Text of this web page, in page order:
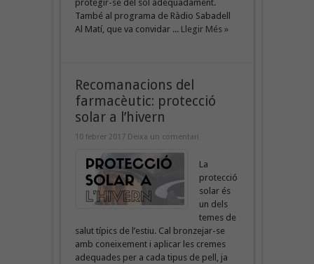
protegir-se del sol adequadament.
També al programa de Ràdio Sabadell
Al Matí, que va convidar ... Llegir Més »
Recomanacions del
farmacèutic: protecció
solar a l’hivern
10 febrer 2017 Deixa un comentari
La
protecció
solar és
un dels
temes de
salut típics de l’estiu. Cal bronzejar-se
amb coneixement i aplicar les cremes
adequades per a cada tipus de pell, ja